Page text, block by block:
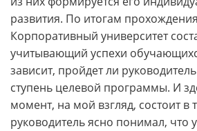
развития. По итогам
Корпоративный университет
учитывающий успехи
зависит, пройдет ли
ступень целевой программы. И
момент, на мой взгляд, состоит
руководитель ясно понимал, что